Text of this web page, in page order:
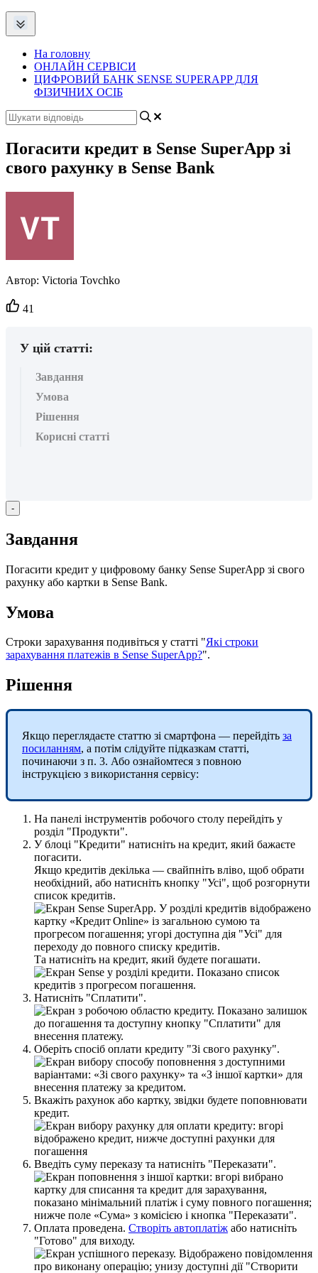
На головну
ОНЛАЙН СЕРВІСИ
ЦИФРОВИЙ БАНК SENSE SUPERAPP ДЛЯ
ФІЗИЧНИХ ОСІБ
Погасити кредит в Sense SuperApp зі
свого рахунку в Sense Bank
Автор: Victoria Tovchko
Кількість
вподобайок:
41
У цій статті:
Завдання
Умова
Рішення
Корисні статті
-
Завдання
Погасити кредит у цифровому банку Sense SuperApp зі свого
рахунку або картки в Sense Bank.
Умова
Строки зарахування подивіться у статті "Які строки
зарахування платежів в Sense SuperApp?".
Рішення
Якщо переглядаєте статтю зі смартфона — перейдіть за
посиланням, а потім слідуйте підказкам статті,
починаючи з п. 3. Або ознайомтеся з повною
інструкцією з використання сервісу:
На панелі інструментів робочого столу перейдіть у
розділ "Продукти".
У блоці "Кредити" натисніть на кредит, який бажаєте
погасити.
Якщо кредитів декілька — свайпніть вліво, щоб обрати
необхідний, або натисніть кнопку "Усі", щоб розгорнути
список кредитів.
Та натисніть на кредит, який будете погашати.
Натисніть "Сплатити".
Оберіть спосіб оплати кредиту "Зі свого рахунку".
Вкажіть рахунок або картку, звідки будете поповнювати
кредит.
Введіть суму переказу та натисніть "Переказати".
Оплата проведена. Створіть автоплатіж або натисніть
"Готово" для виходу.